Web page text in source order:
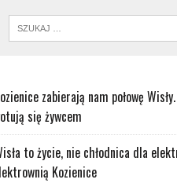
zabierają nam połowę
się żywcem
to życie, nie chłodnica dla
Kozienice